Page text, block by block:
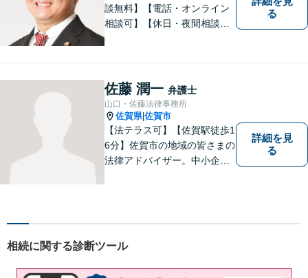
談無料】【電話・オンライン
相談可】【休日・夜間相談
る
佐藤 潤一 弁護士
山口・佐藤法律事務所
佐賀県|佐賀市
【法テラス可】【佐賀駅徒歩1
6分】佐賀市の地域の皆さまの
法律アドバイザー。中小企業
う、最善を尽くさせていただ
詳細を見
る
相続に関する診断ツール